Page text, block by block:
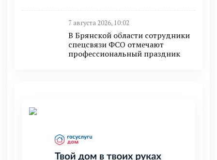
7 августа 2026, 10:02
В Брянской области сотрудники
спецсвязи ФСО отмечают
профессиональный праздник